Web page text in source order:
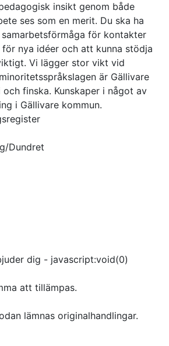
insikt genom både
ses som en merit. Du ska ha
för kontakter
nya idéer och att kunna stödja
Vi lägger stor vikt vid
är Gällivare
finska. Kunskaper i något av
i Gällivare kommun.
Dundret
dig - javascript:void(0)
att tillämpas.
lämnas originalhandlingar.